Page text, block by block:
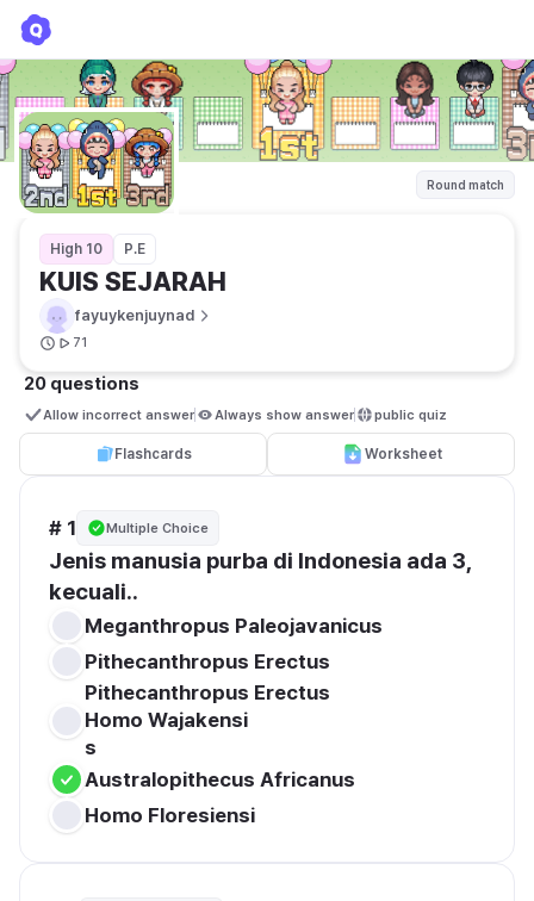
Round match
High 10 P.E
KUIS SEJARAH
fayuykenjuynad
71
20 questions
Allow incorrect answer Always show answer public quiz
Flashcards Worksheet
# 1 Multiple Choice
Jenis manusia purba di Indonesia ada 3,
kecuali..
Pithecanthropus Erectus
Homo Wajakensi
s